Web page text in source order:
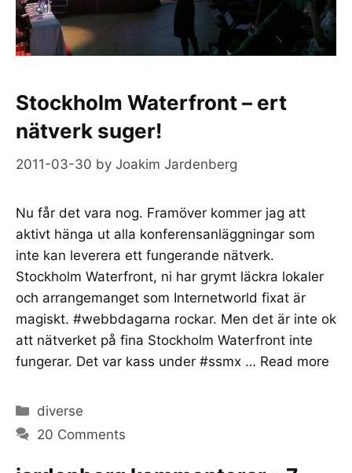
Stockholm Waterfront – ert
nätverk suger!
2011-03-30 by Joakim Jardenberg
Nu får det vara nog. Framöver kommer jag att
aktivt hänga ut alla konferensanläggningar som
inte kan leverera ett fungerande nätverk.
Stockholm Waterfront, ni har grymt läckra lokaler
och arrangemanget som Internetworld fixat är
magiskt. #webbdagarna rockar. Men det är inte ok
att nätverket på fina Stockholm Waterfront inte
fungerar. Det var kass under #ssmx … Read more
Categories
diverse
20 Comments